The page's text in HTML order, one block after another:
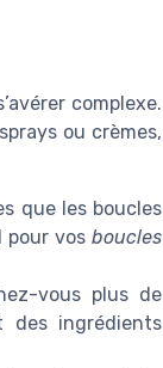
complexe.
ou crèmes,
que les boucles
pour vos boucles
vous plus de
ingrédients